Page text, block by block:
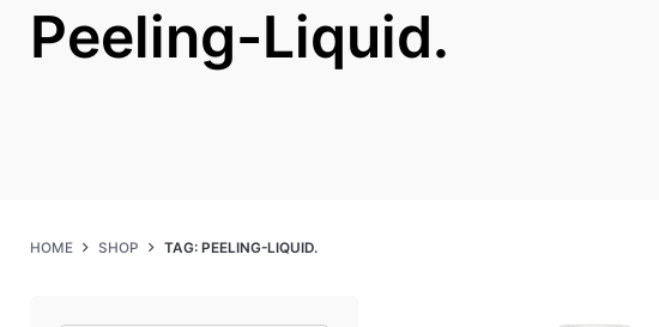
Peeling-Liquid.
HOME SHOP TAG: PEELING-LIQUID.